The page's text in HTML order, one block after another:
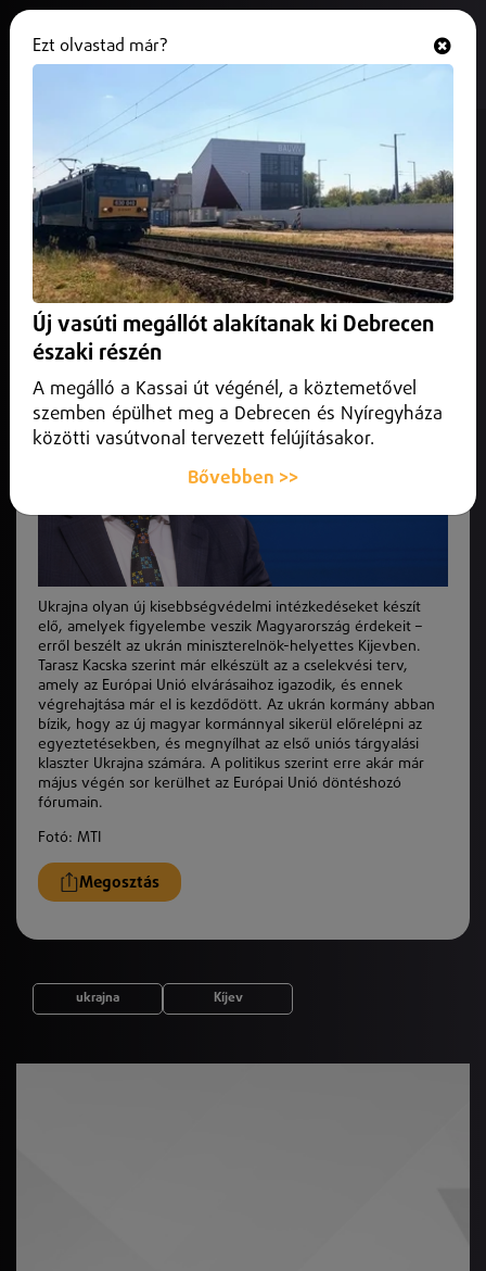
Ukrajna új kisebbségi tervet készít
elő
2026. május 14.Külföld
Ukrajna olyan kisebbségi intézkedéseket készít elő,
amelyek figyelembe veszik Magyarország érdekeit.
Ukrajna olyan új kisebbségvédelmi intézkedéseket készít
elő, amelyek figyelembe veszik Magyarország érdekeit –
erről beszélt az ukrán miniszterelnök-helyettes Kijevben.
Tarasz Kacska szerint már elkészült az a cselekvési terv,
amely az Európai Unió elvárásaihoz igazodik, és ennek
végrehajtása már el is kezdődött. Az ukrán kormány abban
bízik, hogy az új magyar kormánnyal sikerül előrelépni az
egyeztetésekben, és megnyílhat az első uniós tárgyalási
klaszter Ukrajna számára. A politikus szerint erre akár már
május végén sor kerülhet az Európai Unió döntéshozó
fórumain.
Fotó: MTI
Megosztás
ukrajna Kíjev
Ezt olvastad már?
Új vasúti megállót alakítanak ki Debrecen
északi részén
A megálló a Kassai út végénél, a köztemetővel
szemben épülhet meg a Debrecen és Nyíregyháza
közötti vasútvonal tervezett felújításakor.
Bővebben >>